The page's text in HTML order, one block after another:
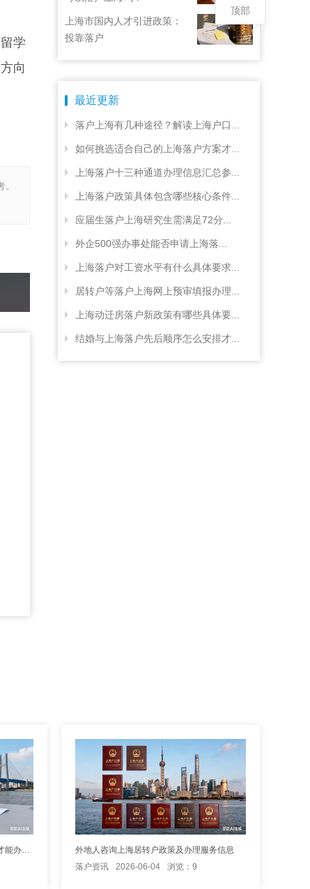
学
向
上海市国内人才引进政策：
投靠落户
最近更新
落户上海有几种途径？解读上海户口...
如何挑选适合自己的上海落户方案才...
上海落户十三种通道办理信息汇总参...
上海落户政策具体包含哪些核心条件...
应届生落户上海研究生需满足72分...
外企500强办事处能否申请上海落...
上海落户对工资水平有什么具体要求...
居转户等落户上海网上预审填报办理...
上海动迁房落户新政策有哪些具体要...
结婚与上海落户先后顺序怎么安排才...
夫妻投靠转上海户口需等待多长时间才能办理成功？
外地人咨询上海居转户政策及办理服务信息
落户资讯
2026-06-04 浏览：9
顶部